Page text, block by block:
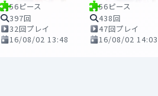
56ピース
397回
32回プレイ
16/08/02 13:48
56ピース
438回
47回プレイ
16/08/02 14:03